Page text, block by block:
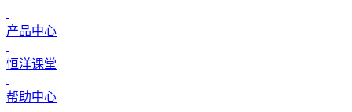
产品中心
恒洋课堂
帮助中心